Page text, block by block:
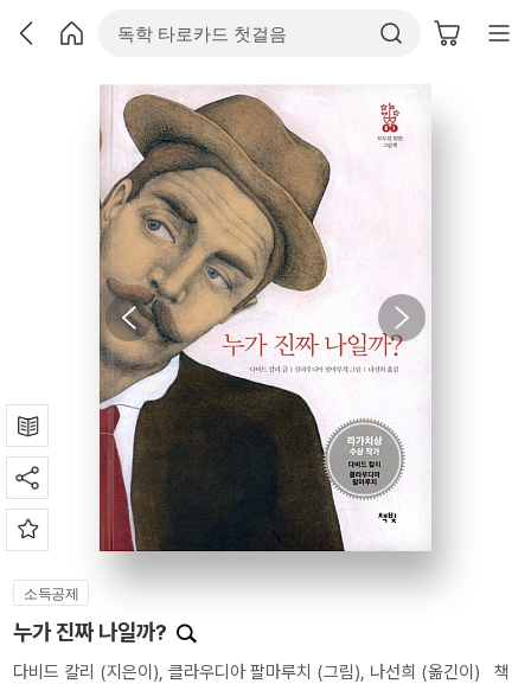
소득공제
누가 진짜 나일까?
다비드 칼리 (지은이), 클라우디아 팔마루치 (그림), 나선희 (옮긴이) 책